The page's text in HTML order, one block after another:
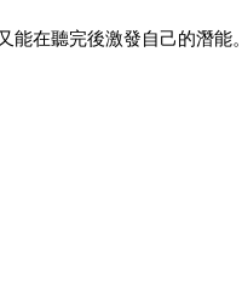
能在聽完後激發自己的潛能。